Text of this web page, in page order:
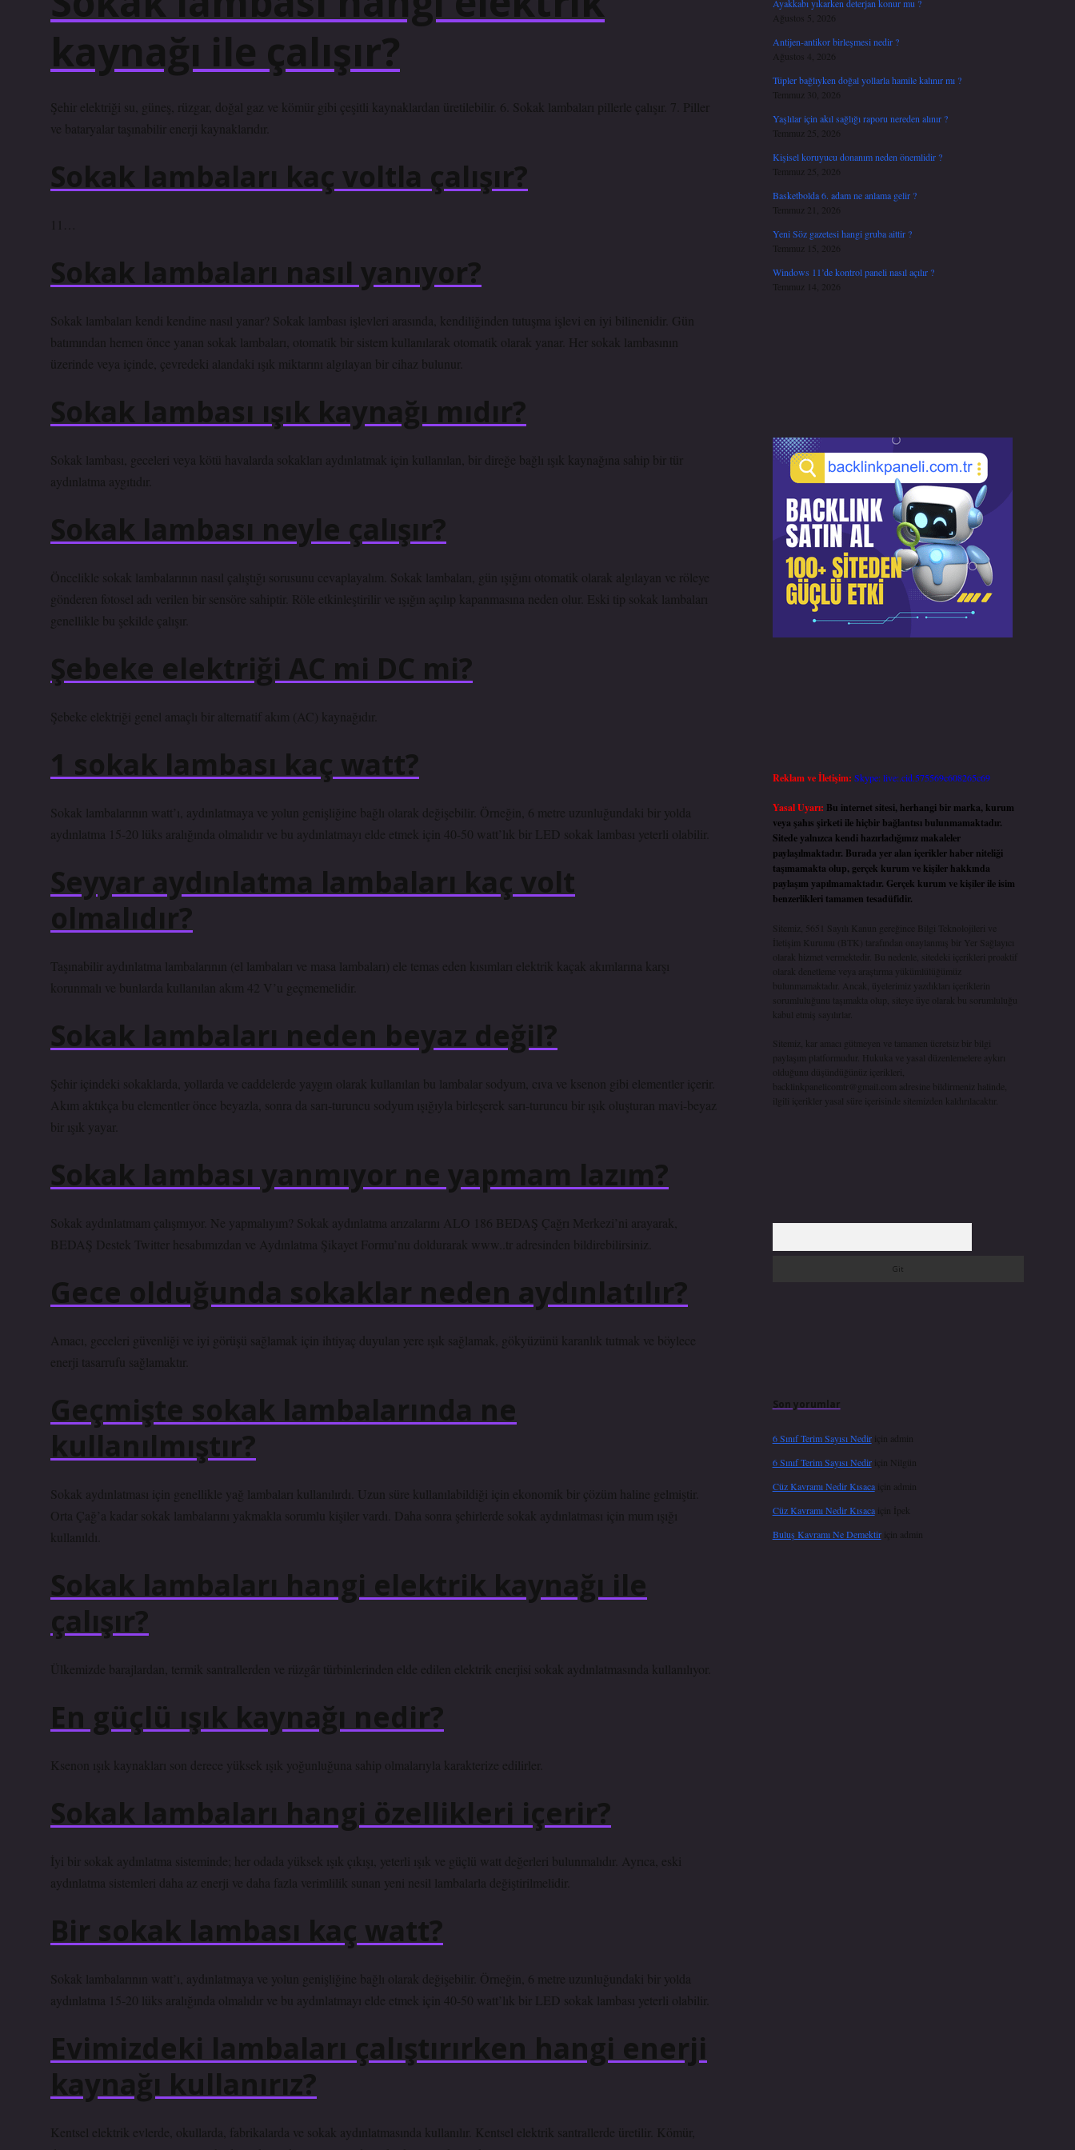
kaynağı ile çalışır?
Şehir elektriği su, güneş, rüzgar, doğal gaz ve kömür gibi çeşitli kaynaklardan üretilebilir. 6. Sokak lambaları pillerle çalışır. 7. Piller
ve bataryalar taşınabilir enerji kaynaklarıdır.
Sokak lambaları kaç voltla çalışır?
Sokak lambaları nasıl yanıyor?
Sokak lambaları kendi kendine nasıl yanar? Sokak lambası işlevleri arasında, kendiliğinden tutuşma işlevi en iyi bilinenidir. Gün
batımından hemen önce yanan sokak lambaları, otomatik bir sistem kullanılarak otomatik olarak yanar. Her sokak lambasının
üzerinde veya içinde, çevredeki alandaki ışık miktarını algılayan bir cihaz bulunur.
Sokak lambası ışık kaynağı mıdır?
Sokak lambası, geceleri veya kötü havalarda sokakları aydınlatmak için kullanılan, bir direğe bağlı ışık kaynağına sahip bir tür
aydınlatma aygıtıdır.
Sokak lambası neyle çalışır?
Öncelikle sokak lambalarının nasıl çalıştığı sorusunu cevaplayalım. Sokak lambaları, gün ışığını otomatik olarak algılayan ve röleye
gönderen fotosel adı verilen bir sensöre sahiptir. Röle etkinleştirilir ve ışığın açılıp kapanmasına neden olur. Eski tip sokak lambaları
genellikle bu şekilde çalışır.
Şebeke elektriği AC mi DC mi?
Şebeke elektriği genel amaçlı bir alternatif akım (AC) kaynağıdır.
1 sokak lambası kaç watt?
Sokak lambalarının watt’ı, aydınlatmaya ve yolun genişliğine bağlı olarak değişebilir. Örneğin, 6 metre uzunluğundaki bir yolda
aydınlatma 15-20 lüks aralığında olmalıdır ve bu aydınlatmayı elde etmek için 40-50 watt’lık bir LED sokak lambası yeterli olabilir.
Seyyar aydınlatma lambaları kaç volt
olmalıdır?
Taşınabilir aydınlatma lambalarının (el lambaları ve masa lambaları) ele temas eden kısımları elektrik kaçak akımlarına karşı
korunmalı ve bunlarda kullanılan akım 42 V’u geçmemelidir.
Sokak lambaları neden beyaz değil?
Şehir içindeki sokaklarda, yollarda ve caddelerde yaygın olarak kullanılan bu lambalar sodyum, cıva ve ksenon gibi elementler içerir.
Akım aktıkça bu elementler önce beyazla, sonra da sarı-turuncu sodyum ışığıyla birleşerek sarı-turuncu bir ışık oluşturan mavi-beyaz
bir ışık yayar.
Sokak lambası yanmıyor ne yapmam lazım?
Sokak aydınlatmam çalışmıyor. Ne yapmalıyım? Sokak aydınlatma arızalarını ALO 186 BEDAŞ Çağrı Merkezi’ni arayarak,
BEDAŞ Destek Twitter hesabımızdan ve Aydınlatma Şikayet Formu’nu doldurarak www..tr adresinden bildirebilirsiniz.
Gece olduğunda sokaklar neden aydınlatılır?
Amacı, geceleri güvenliği ve iyi görüşü sağlamak için ihtiyaç duyulan yere ışık sağlamak, gökyüzünü karanlık tutmak ve böylece
enerji tasarrufu sağlamaktır.
Geçmişte sokak lambalarında ne
kullanılmıştır?
Sokak aydınlatması için genellikle yağ lambaları kullanılırdı. Uzun süre kullanılabildiği için ekonomik bir çözüm haline gelmiştir.
Orta Çağ’a kadar sokak lambalarını yakmakla sorumlu kişiler vardı. Daha sonra şehirlerde sokak aydınlatması için mum ışığı
kullanıldı.
Sokak lambaları hangi elektrik kaynağı ile
çalışır?
Ülkemizde barajlardan, termik santrallerden ve rüzgâr türbinlerinden elde edilen elektrik enerjisi sokak aydınlatmasında kullanılıyor.
En güçlü ışık kaynağı nedir?
Ksenon ışık kaynakları son derece yüksek ışık yoğunluğuna sahip olmalarıyla karakterize edilirler.
Sokak lambaları hangi özellikleri içerir?
İyi bir sokak aydınlatma sisteminde; her odada yüksek ışık çıkışı, yeterli ışık ve güçlü watt değerleri bulunmalıdır. Ayrıca, eski
aydınlatma sistemleri daha az enerji ve daha fazla verimlilik sunan yeni nesil lambalarla değiştirilmelidir.
Bir sokak lambası kaç watt?
Sokak lambalarının watt’ı, aydınlatmaya ve yolun genişliğine bağlı olarak değişebilir. Örneğin, 6 metre uzunluğundaki bir yolda
aydınlatma 15-20 lüks aralığında olmalıdır ve bu aydınlatmayı elde etmek için 40-50 watt’lık bir LED sokak lambası yeterli olabilir.
Evimizdeki lambaları çalıştırırken hangi enerji
kaynağı kullanırız?
Kentsel elektrik evlerde, okullarda, fabrikalarda ve sokak aydınlatmasında kullanılır. Kentsel elektrik santrallerde üretilir. Kömür,
Ayakkabı yıkarken deterjan konur mu ?
Ağustos 5, 2026
Antijen-antikor birleşmesi nedir ?
Ağustos 4, 2026
Tüpler bağlıyken doğal yollarla hamile kalınır mı ?
Temmuz 30, 2026
Yaşlılar için akıl sağlığı raporu nereden alınır ?
Temmuz 25, 2026
Kişisel koruyucu donanım neden önemlidir ?
Temmuz 25, 2026
Basketbolda 6. adam ne anlama gelir ?
Temmuz 21, 2026
Yeni Söz gazetesi hangi gruba aittir ?
Temmuz 15, 2026
Windows 11’de kontrol paneli nasıl açılır ?
Temmuz 14, 2026
Reklam ve İletişim: Skype: live:.cid.575569c608265c69
Yasal Uyarı: Bu internet sitesi, herhangi bir marka, kurum
veya şahıs şirketi ile hiçbir bağlantısı bulunmamaktadır.
Sitede yalnızca kendi hazırladığımız makaleler
paylaşılmaktadır. Burada yer alan içerikler haber niteliği
taşımamakta olup, gerçek kurum ve kişiler hakkında
paylaşım yapılmamaktadır. Gerçek kurum ve kişiler ile isim
benzerlikleri tamamen tesadüfidir.
Sitemiz, 5651 Sayılı Kanun gereğince Bilgi Teknolojileri ve
İletişim Kurumu (BTK) tarafından onaylanmış bir Yer Sağlayıcı
olarak hizmet vermektedir. Bu nedenle, sitedeki içerikleri proaktif
olarak denetleme veya araştırma yükümlülüğümüz
bulunmamaktadır. Ancak, üyelerimiz yazdıkları içeriklerin
sorumluluğunu taşımakta olup, siteye üye olarak bu sorumluluğu
kabul etmiş sayılırlar.
Sitemiz, kar amacı gütmeyen ve tamamen ücretsiz bir bilgi
paylaşım platformudur. Hukuka ve yasal düzenlemelere aykırı
olduğunu düşündüğünüz içerikleri,
backlinkpanelicomtr@gmail.com
adresine bildirmeniz halinde,
ilgili içerikler yasal süre içerisinde sitemizden kaldırılacaktır.
Son yorumlar
6 Sınıf Terim Sayısı Nediriçin
admin
6 Sınıf Terim Sayısı Nediriçin Nilgün
Cüz Kavramı Nedir Kısacaiçin
admin
Cüz Kavramı Nedir Kısacaiçin İpek
Buluş Kavramı Ne Demektiriçin admin